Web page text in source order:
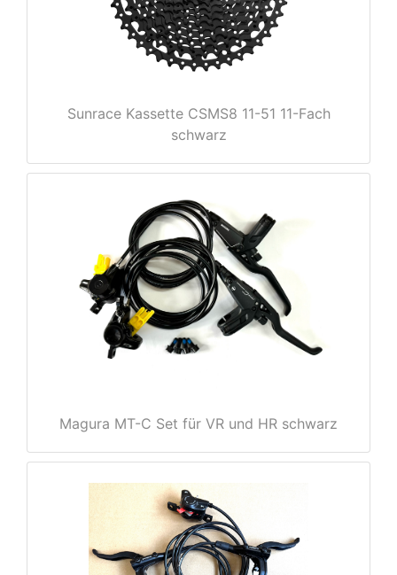
Sunrace Kassette CSMS8 11-51 11-Fach
schwarz
Magura MT-C Set für VR und HR schwarz